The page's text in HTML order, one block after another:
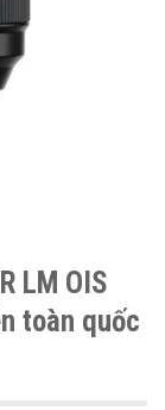
LM OIS
toàn quốc